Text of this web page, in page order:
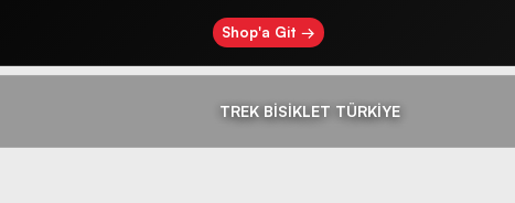
TREK BİSİKLET TÜRKİYE
Shop'a Git →